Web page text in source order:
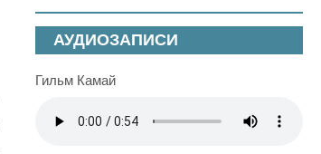
АУДИОЗАПИСИ
Гильм Камай